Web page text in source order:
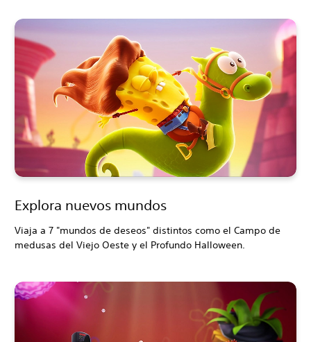
Explora nuevos mundos
Viaja a 7 "mundos de deseos" distintos como el Campo de
medusas del Viejo Oeste y el Profundo Halloween.